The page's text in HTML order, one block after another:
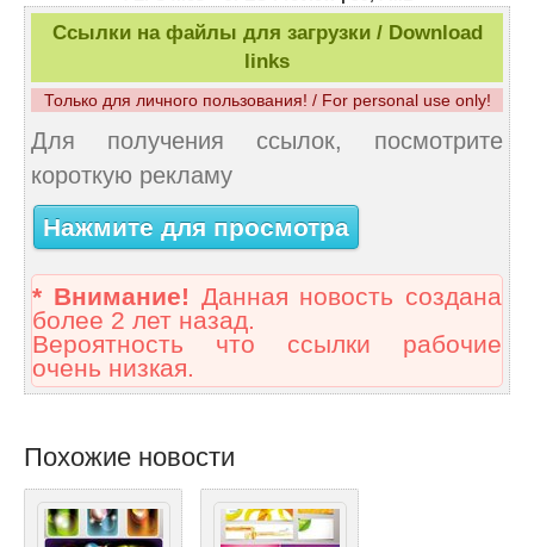
Ссылки на файлы для загрузки / Download
links
Только для личного пользования! / For personal use only!
Для получения ссылок, посмотрите
короткую рекламу
Нажмите для просмотра
* Внимание! Данная новость создана
более 2 лет назад.
Вероятность что ссылки рабочие
очень низкая.
Похожие новости